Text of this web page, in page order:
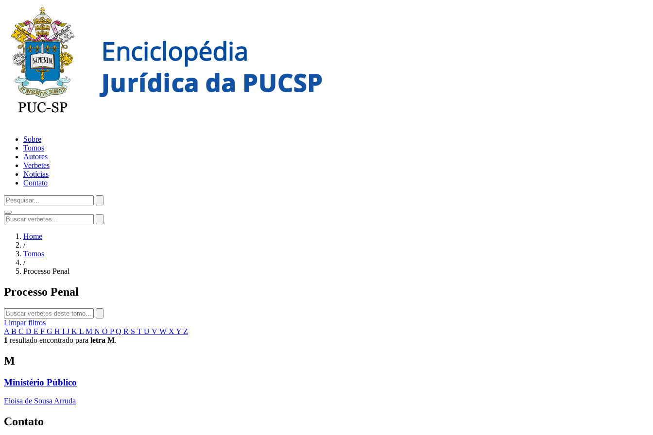
Sobre
Tomos
Autores
Verbetes
Notícias
Contato
Home
/
Tomos
/
Processo Penal
Processo Penal
Limpar filtros
A B C D E F G H I J K L M N O PQ R S T U V W X Y Z
1 resultado encontrado para letra M.
M
Ministério Público
Eloisa de Sousa Arruda
Contato